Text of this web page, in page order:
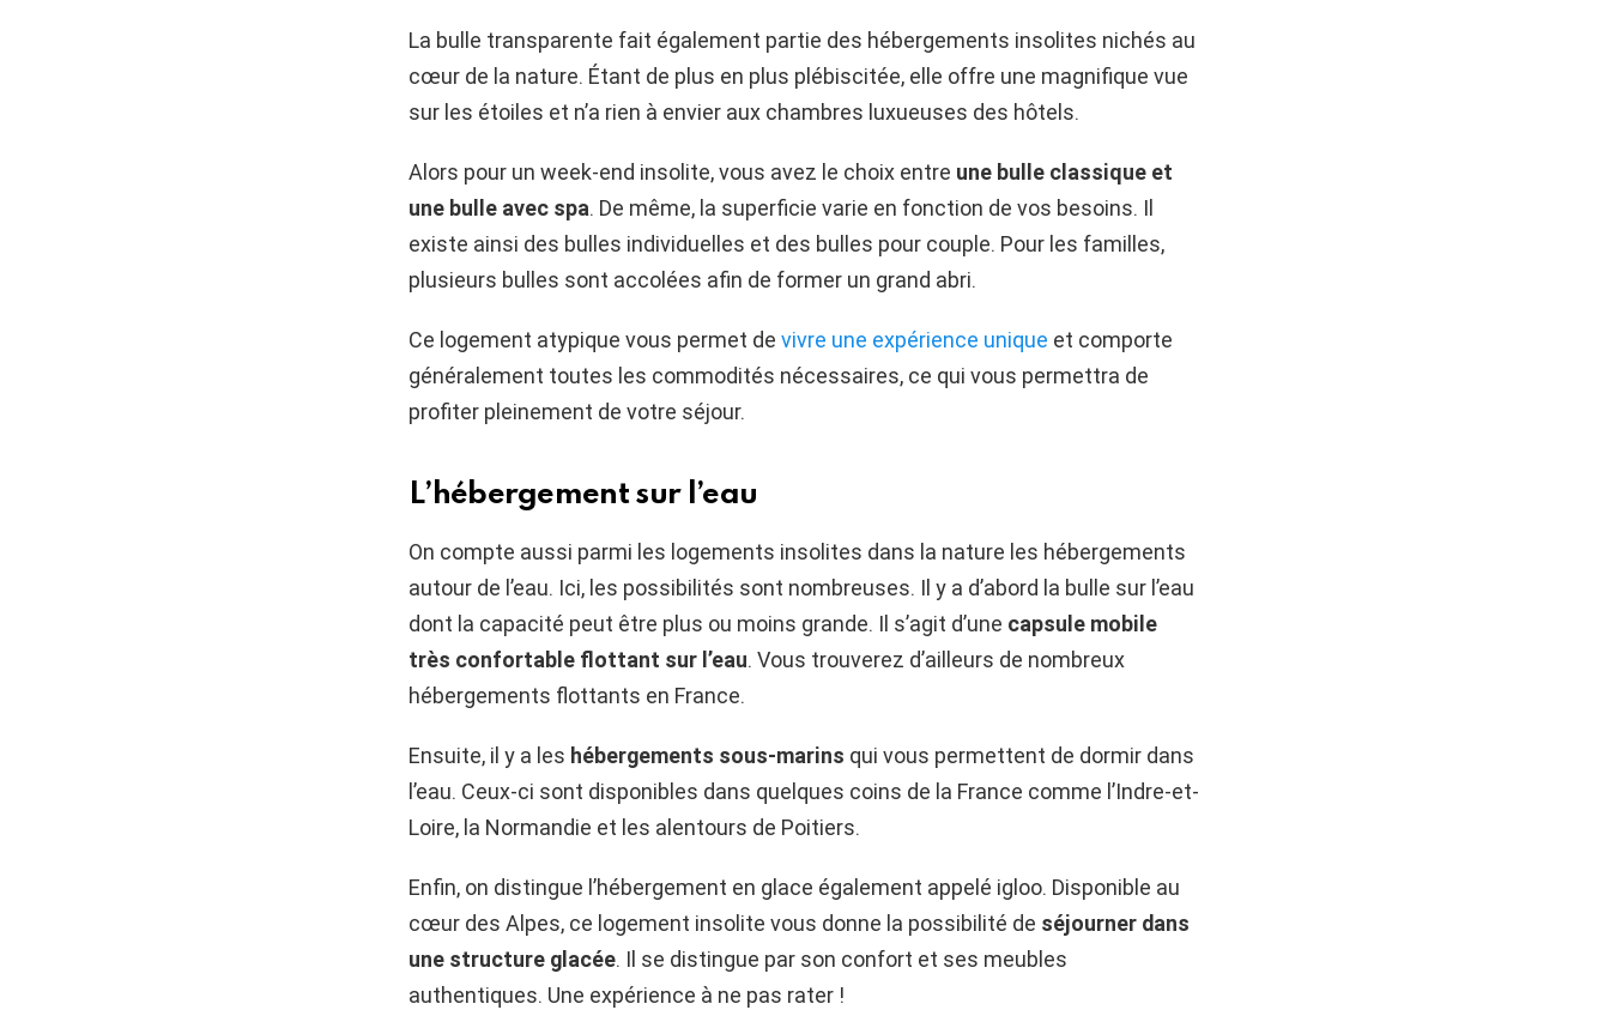
La bulle transparente fait également partie des hébergements insolites nichés au
cœur de la nature. Étant de plus en plus plébiscitée, elle offre une magnifique vue
sur les étoiles et n’a rien à envier aux chambres luxueuses des hôtels.
Alors pour un week-end insolite, vous avez le choix entre une bulle classique et
une bulle avec spa. De même, la superficie varie en fonction de vos besoins. Il
existe ainsi des bulles individuelles et des bulles pour couple. Pour les familles,
plusieurs bulles sont accolées afin de former un grand abri.
Ce logement atypique vous permet de vivre une expérience unique et comporte
généralement toutes les commodités nécessaires, ce qui vous permettra de
profiter pleinement de votre séjour.
L’hébergement sur l’eau
On compte aussi parmi les logements insolites dans la nature les hébergements
autour de l’eau. Ici, les possibilités sont nombreuses. Il y a d’abord la bulle sur l’eau
dont la capacité peut être plus ou moins grande. Il s’agit d’une capsule mobile
très confortable flottant sur l’eau. Vous trouverez d’ailleurs de nombreux
hébergements flottants en France.
Ensuite, il y a les hébergements sous-marins qui vous permettent de dormir dans
l’eau. Ceux-ci sont disponibles dans quelques coins de la France comme l’Indre-et-
Loire, la Normandie et les alentours de Poitiers.
Enfin, on distingue l’hébergement en glace également appelé igloo. Disponible au
cœur des Alpes, ce logement insolite vous donne la possibilité de séjourner dans
une structure glacée. Il se distingue par son confort et ses meubles
authentiques. Une expérience à ne pas rater !